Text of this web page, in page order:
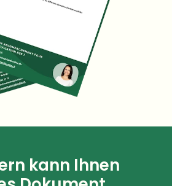
kann Ihnen